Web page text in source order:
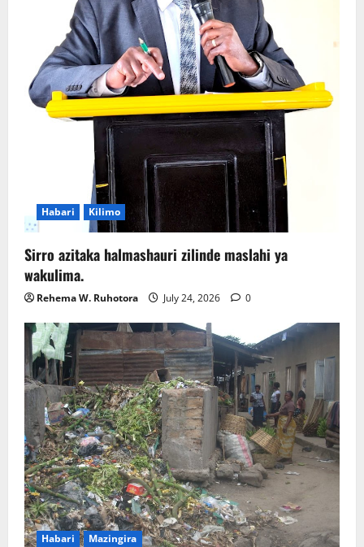
Habari Kilimo
Sirro azitaka halmashauri zilinde maslahi ya
wakulima.
Rehema W. Ruhotora July 24, 2026 0
Habari Mazingira